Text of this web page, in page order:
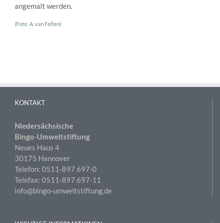
angemalt werden.
(Foto: A. van Felten)
KONTAKT
Niedersächsische
Bingo-Umweltstiftung
Neues Haus 4
30175 Hannover
Telefon: 0511-897 697-0
Telefax: 0511-897 697-11
info@bingo-umweltstiftung.de